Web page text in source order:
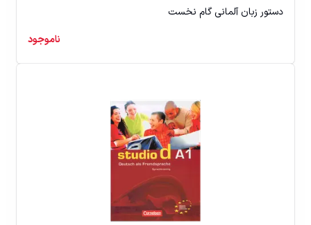
دستور زبان آلمانی گام نخست
ناموجود